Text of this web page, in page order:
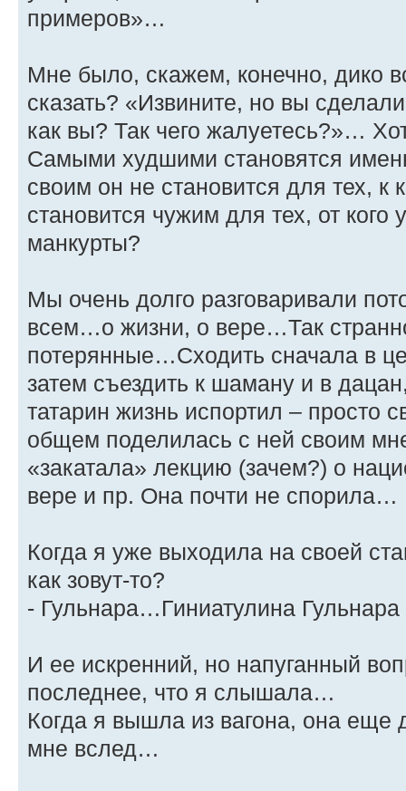
примеров»…
Мне было, скажем, конечно, дико
сказать? «Извините, но вы
как вы? Так чего жалуетесь?»…
Самыми худшими становятся
своим он не становится для тех, к
становится чужим для тех, от
манкурты?
Мы очень долго разговаривали
всем…о жизни, о вере…Так
потерянные…Сходить сначала в
затем съездить к шаману и в
татарин жизнь испортил – просто
общем поделилась с ней своим
«закатала» лекцию (зачем?) о
вере и пр. Она почти не спорила…
Когда я уже выходила на своей
как зовут-то?
- Гульнара…Гиниатулина
И ее искренний, но напуганный
последнее, что я слышала…
Когда я вышла из вагона, она еще
мне вслед…